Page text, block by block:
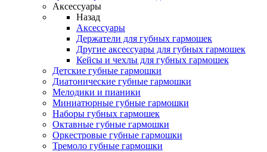
Аксессуары
Назад
Аксессуары
Держатели для губных гармошек
Другие аксессуары для губных гармошек
Кейсы и чехлы для губных гармошек
Детские губные гармошки
Диатонические губные гармошки
Мелодики и пианики
Миниатюрные губные гармошки
Наборы губных гармошек
Октавные губные гармошки
Оркестровые губные гармошки
Тремоло губные гармошки